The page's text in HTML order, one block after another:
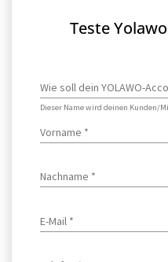
Teste